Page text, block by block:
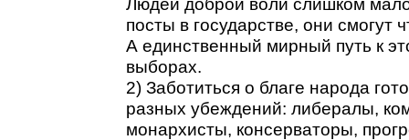
Людей доброй воли слишком
посты в государстве, они смогут
А единственный мирный путь к
выборах.
2) Заботиться о благе народа
разных убеждений: либералы,
монархисты, консерваторы,